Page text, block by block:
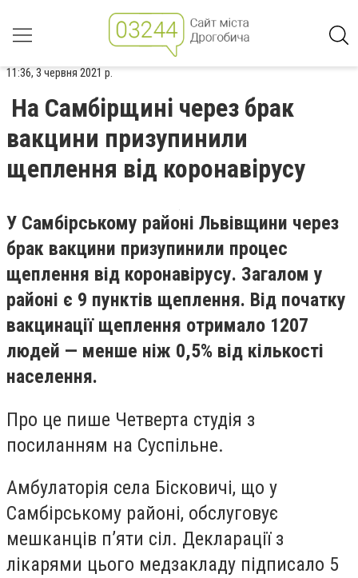
11:36, 3 червня 2021 р.
На Самбірщині через брак
вакцини призупинили
щеплення від коронавірусу
У Самбірському районі Львівщини через
брак вакцини призупинили процес
щеплення від коронавірусу. Загалом у
районі є 9 пунктів щеплення. Від початку
вакцинації щеплення отримало 1207
людей — менше ніж 0,5% від кількості
населення.
Про це пише Четверта студія з
посиланням на Суспільне.
Амбулаторія села Бісковичі, що у
Самбірському районі, обслуговує
мешканців п’яти сіл. Декларації з
лікарями цього медзакладу підписало 5